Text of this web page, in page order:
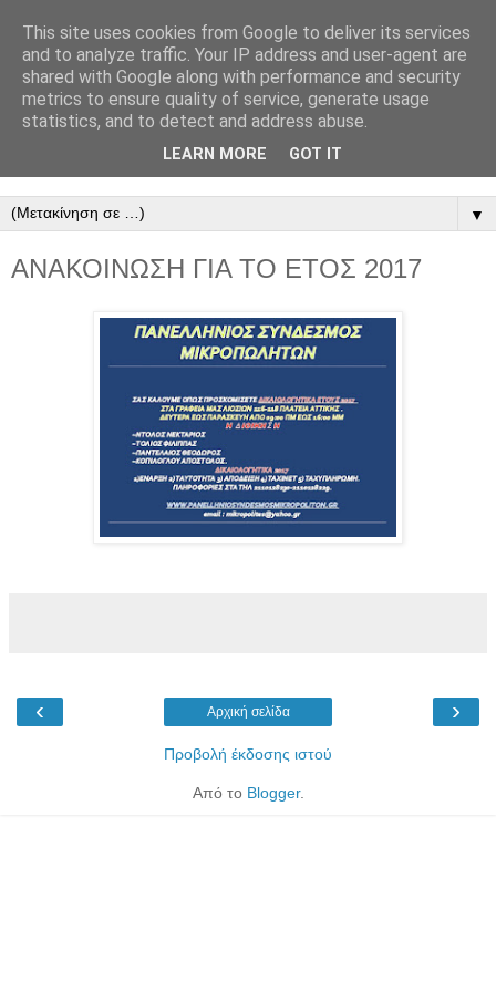
ΠΑΝΕΛΛΗΝΙΟΣ
ΣΥΝΔΕΣΜΟΣ
ΜΙΚΡΟΠΩΛΗΤΩΝ
▼
ΑΝΑΚΟΙΝΩΣΗ ΓΙΑ ΤΟ ΕΤΟΣ 2017
‹ ›
Αρχική σελίδα
Προβολή έκδοσης ιστού
Από το Blogger.
This site uses cookies from Google to deliver its services
and to analyze traffic. Your IP address and user-agent are
shared with Google along with performance and security
metrics to ensure quality of service, generate usage
statistics, and to detect and address abuse.
LEARN MORE GOT IT